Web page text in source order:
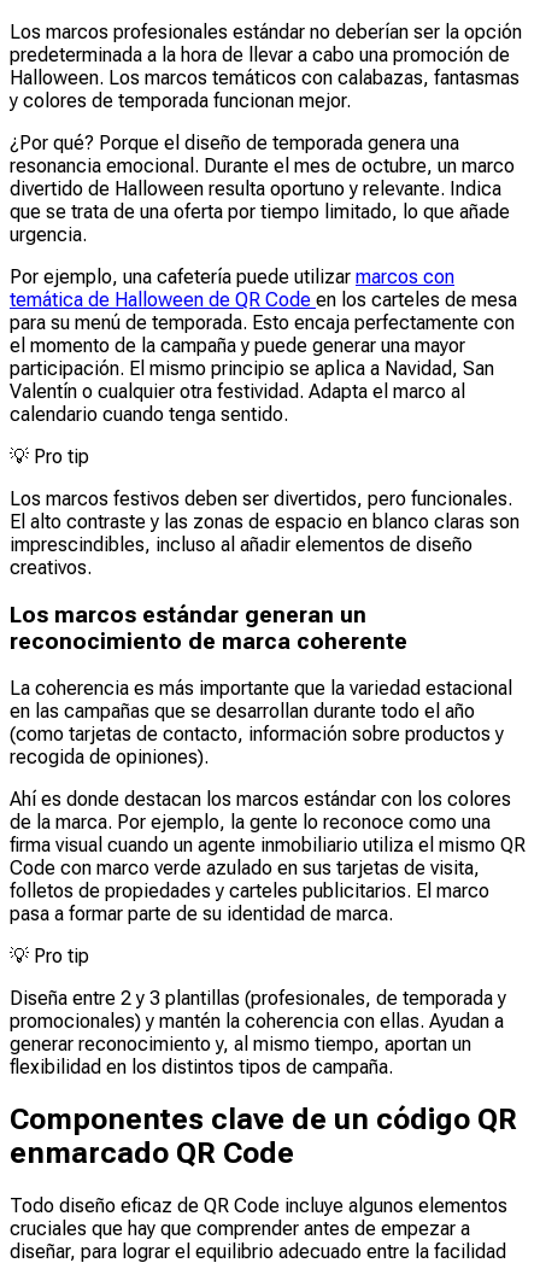
Los marcos profesionales estándar no deberían ser la opción
predeterminada a la hora de llevar a cabo una promoción de
Halloween. Los marcos temáticos con calabazas, fantasmas
y colores de temporada funcionan mejor.
¿Por qué? Porque el diseño de temporada genera una
resonancia emocional. Durante el mes de octubre, un marco
divertido de Halloween resulta oportuno y relevante. Indica
que se trata de una oferta por tiempo limitado, lo que añade
urgencia.
Por ejemplo, una cafetería puede utilizar marcos con
temática de Halloween de QR Code en los carteles de mesa
para su menú de temporada. Esto encaja perfectamente con
el momento de la campaña y puede generar una mayor
participación. El mismo principio se aplica a Navidad, San
Valentín o cualquier otra festividad. Adapta el marco al
calendario cuando tenga sentido.
💡 Pro tip
Los marcos festivos deben ser divertidos, pero funcionales.
El alto contraste y las zonas de espacio en blanco claras son
imprescindibles, incluso al añadir elementos de diseño
creativos.
Los marcos estándar generan un
reconocimiento de marca coherente
La coherencia es más importante que la variedad estacional
en las campañas que se desarrollan durante todo el año
(como tarjetas de contacto, información sobre productos y
recogida de opiniones).
Ahí es donde destacan los marcos estándar con los colores
de la marca. Por ejemplo, la gente lo reconoce como una
firma visual cuando un agente inmobiliario utiliza el mismo QR
Code con marco verde azulado en sus tarjetas de visita,
folletos de propiedades y carteles publicitarios. El marco
pasa a formar parte de su identidad de marca.
💡 Pro tip
Diseña entre 2 y 3 plantillas (profesionales, de temporada y
promocionales) y mantén la coherencia con ellas. Ayudan a
generar reconocimiento y, al mismo tiempo, aportan un
flexibilidad en los distintos tipos de campaña.
Componentes clave de un código QR
enmarcado QR Code
Todo diseño eficaz de QR Code incluye algunos elementos
cruciales que hay que comprender antes de empezar a
diseñar, para lograr el equilibrio adecuado entre la facilidad